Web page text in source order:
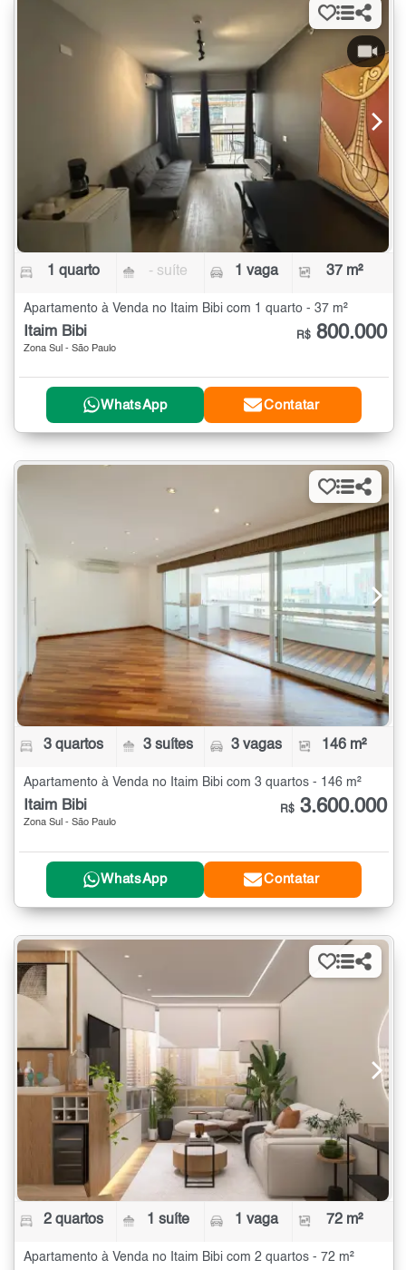
1 quarto - suíte 1 vaga 37 m²
Apartamento à Venda no Itaim Bibi com 1 quarto - 37 m²
Itaim Bibi
Zona Sul - São Paulo
R$ 800.000
WhatsApp Contatar
3 quartos 3 suítes 3 vagas 146 m²
Apartamento à Venda no Itaim Bibi com 3 quartos - 146 m²
Itaim Bibi
Zona Sul - São Paulo
R$ 3.600.000
WhatsApp Contatar
2 quartos 1 suíte 1 vaga 72 m²
Apartamento à Venda no Itaim Bibi com 2 quartos - 72 m²